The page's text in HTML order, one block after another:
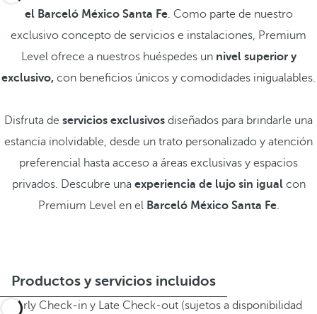
el Barceló México Santa Fe. Como parte de nuestro
exclusivo concepto de servicios e instalaciones, Premium
Level ofrece a nuestros huéspedes unnivel superior y
exclusivo, con beneficios únicos y comodidades inigualables.
Disfruta de servicios exclusivos diseñados para brindarle una
estancia inolvidable, desde un trato personalizado y atención
preferencial hasta acceso a áreas exclusivas y espacios
privados. Descubre una experiencia de lujo sin igualcon
Premium Level en el Barceló México Santa Fe.
Productos y servicios incluidos
Early Check-in y Late Check-out (sujetos a disponibilidad